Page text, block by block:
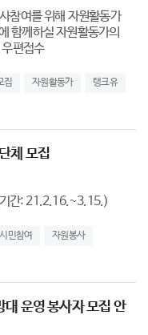
참여를 위해 자원활동가
함께하실 자원활동가의
편접수
집 자원활동가 탱크유
체 모집
간: 21.2.16.~3.15.)
시민참여 자원봉사
운영 봉사자 모집 안